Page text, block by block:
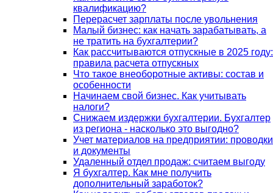
квалификацию?
Перерасчет зарплаты после увольнения
Малый бизнес: как начать зарабатывать, а
не тратить на бухгалтерии?
Как рассчитываются отпускные в 2025 году:
правила расчета отпускных
Что такое внеоборотные активы: состав и
особенности
Начинаем свой бизнес. Как учитывать
налоги?
Снижаем издержки бухгалтерии. Бухгалтер
из региона - насколько это выгодно?
Учет материалов на предприятии: проводки
и документы
Удаленный отдел продаж: считаем выгоду
Я бухгалтер. Как мне получить
дополнительный заработок?